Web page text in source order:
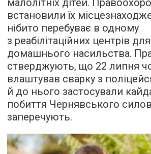
встановили їх
нібито перебуває в одному
з реабілітаційних центрів
домашнього насильства.
стверджують, що 22 липня
влаштував сварку з
й до нього застосували
побиття Чернявського
заперечують.